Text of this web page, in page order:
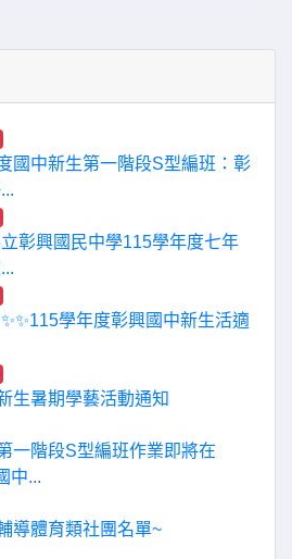
國中新生第一階段S型編班：彰
立彰興國民中學115學年度七年
學年度彰興國中新生活適
生暑期學藝活動通知
一階段S型編班作業即將在
中...
導體育類社團名單~